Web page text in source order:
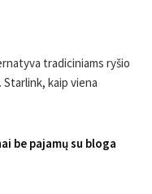
tradiciniams ryšio
kaip viena
be pajamų su bloga